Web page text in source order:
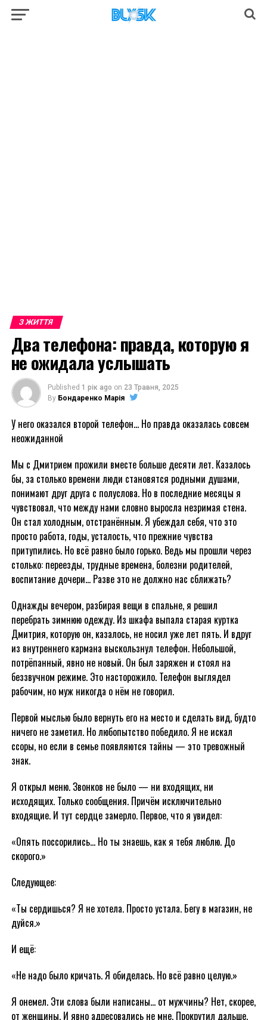
З ЖИТТЯ
Два телефона: правда, которую я
не ожидала услышать
Published 1 рік ago on 23 Травня, 2025
By Бондаренко Марія
У него оказался второй телефон… Но правда оказалась совсем
неожиданной
Мы с Дмитрием прожили вместе больше десяти лет. Казалось
бы, за столько времени люди становятся родными душами,
понимают друг друга с полуслова. Но в последние месяцы я
чувствовал, что между нами словно выросла незримая стена.
Он стал холодным, отстранённым. Я убеждал себя, что это
просто работа, годы, усталость, что прежние чувства
притупились. Но всё равно было горько. Ведь мы прошли через
столько: переезды, трудные времена, болезни родителей,
воспитание дочери… Разве это не должно нас сближать?
Однажды вечером, разбирая вещи в спальне, я решил
перебрать зимнюю одежду. Из шкафа выпала старая куртка
Дмитрия, которую он, казалось, не носил уже лет пять. И вдруг
из внутреннего кармана выскользнул телефон. Небольшой,
потрёпанный, явно не новый. Он был заряжен и стоял на
беззвучном режиме. Это насторожило. Телефон выглядел
рабочим, но муж никогда о нём не говорил.
Первой мыслью было вернуть его на место и сделать вид, будто
ничего не заметил. Но любопытство победило. Я не искал
ссоры, но если в семье появляются тайны — это тревожный
знак.
Я открыл меню. Звонков не было — ни входящих, ни
исходящих. Только сообщения. Причём исключительно
входящие. И тут сердце замерло. Первое, что я увидел:
«Опять поссорились… Но ты знаешь, как я тебя люблю. До
скорого.»
Следующее:
«Ты сердишься? Я не хотела. Просто устала. Бегу в магазин, не
дуйся.»
И ещё:
«Не надо было кричать. Я обиделась. Но всё равно целую.»
Я онемел. Эти слова были написаны… от мужчины? Нет, скорее,
от женщины. И явно адресовались не мне. Прокрутил дальше.